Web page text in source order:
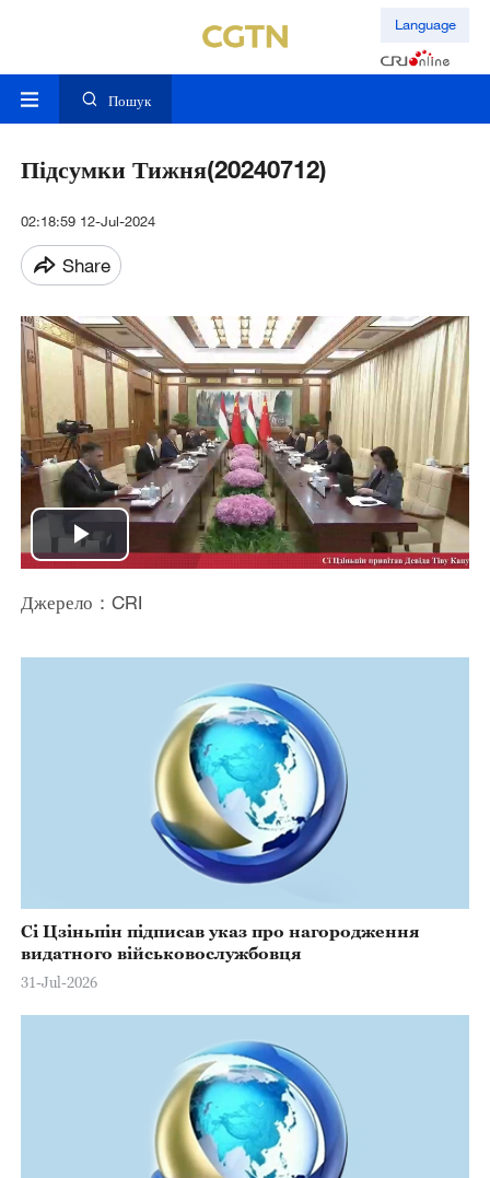
Language
Пошук
Підсумки Тижня(20240712)
02:18:59 12-Jul-2024
Share
Play
Video
Джерело：CRI
Сі Цзіньпін підписав указ про нагородження
видатного військовослужбовця
31-Jul-2026